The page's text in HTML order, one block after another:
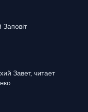
Заповіт
Завет, читает